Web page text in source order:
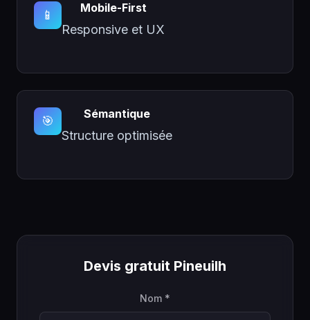
📱 Mobile-First
Responsive et UX
🎯 Sémantique
Structure optimisée
Devis gratuit Pineuilh
Nom *